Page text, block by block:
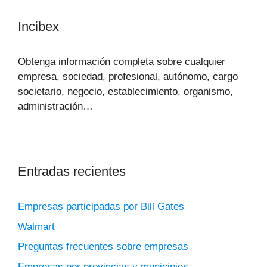
Incibex
Obtenga información completa sobre cualquier
empresa, sociedad, profesional, autónomo, cargo
societario, negocio, establecimiento, organismo,
administración…
Entradas recientes
Empresas participadas por Bill Gates
Walmart
Preguntas frecuentes sobre empresas